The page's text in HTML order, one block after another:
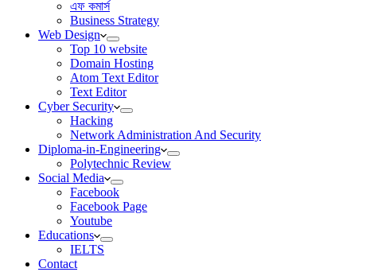
এফ কমার্স
Business Strategy
Web Design
Top 10 website
Domain Hosting
Atom Text Editor
Text Editor
Cyber Security
Hacking
Network Administration And Security
Diploma-in-Engineering
Polytechnic Review
Social Media
Facebook
Facebook Page
Youtube
Educations
IELTS
Contact